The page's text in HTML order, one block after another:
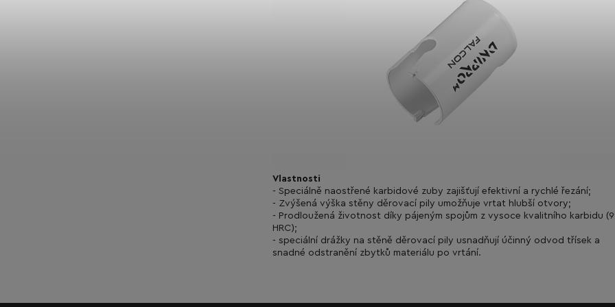
Vlastnosti
- Speciálně naostřené karbidové zuby zajišťují efektivní a rychlé řezání;
- Zvýšená výška stěny děrovací pily umožňuje vrtat hlubší otvory;
- Prodloužená životnost díky pájeným spojům z vysoce kvalitního karbidu
HRC);
- speciální drážky na stěně děrovací pily usnadňují účinný odvod třísek a
snadné odstranění zbytků materiálu po vrtání.